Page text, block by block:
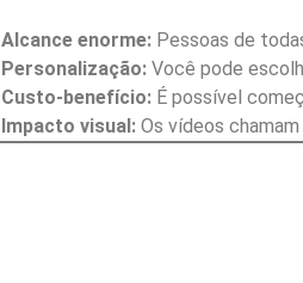
Alcance enorme:Pessoas de
Personalização:Você pode
Custo-benefício:É possível
Impacto visual:Os vídeos